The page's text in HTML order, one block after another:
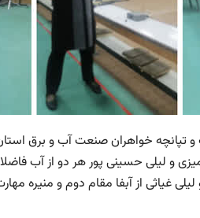
و تپانچه خواهران صنعت آب و برق
و لیلی حسینی پور هر دو از آب
و لیلی غیاثی از آبفا مقام دوم و